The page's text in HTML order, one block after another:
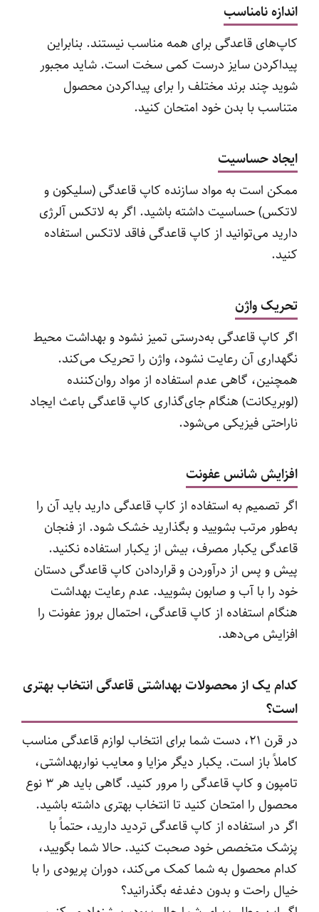
اندازه نامناسب
کاپ‌های قاعدگی برای همه مناسب نیستند. بنابراین
پیداکردن سایز درست کمی سخت است. شاید مجبور
شوید چند برند مختلف را برای پیداکردن محصول
متناسب با بدن خود امتحان کنید.
ایجاد حساسیت
ممکن است به مواد سازنده کاپ قاعدگی (سلیکون و
لاتکس) حساسیت داشته باشید. اگر به لاتکس آلرژی
دارید می‌توانید از کاپ‌ قاعدگی فاقد لاتکس استفاده
کنید.
تحریک واژن
اگر کاپ قاعدگی به‌درستی تمیز نشود و بهداشت محیط
نگهداری آن رعایت نشود، واژن را تحریک می‌کند.
همچنین، گاهی عدم استفاده از مواد روان‌کننده
(لوبریکانت) هنگام جای‌گذاری کاپ قاعدگی باعث ایجاد
ناراحتی فیزیکی می‌شود.
افزایش شانس عفونت
اگر تصمیم به استفاده از کاپ قاعدگی دارید باید آن را
به‌طور مرتب بشویید و بگذارید خشک شود. از فنجان
قاعدگی یکبار مصرف، بیش از یکبار استفاده نکنید.
پیش و پس از درآوردن و قراردادن کاپ قاعدگی دستان
خود را با آب و صابون بشویید. عدم رعایت بهداشت
هنگام استفاده از کاپ قاعدگی، احتمال بروز عفونت را
افزایش می‌دهد.
کدام یک از محصولات بهداشتی قاعدگی انتخاب بهتری
است؟
در قرن ۲۱، دست شما برای انتخاب لوازم قاعدگی مناسب
کاملاً باز است. یکبار دیگر مزایا و معایب نواربهداشتی،
تامپون و کاپ قاعدگی را مرور کنید. گاهی باید هر ۳ نوع
محصول را امتحان کنید تا انتخاب بهتری داشته باشید.
اگر در استفاده از کاپ قاعدگی تردید دارید، حتماً با
پزشک متخصص خود صحبت کنید. حالا شما بگویید،
کدام محصول به شما کمک می‌کند، دوران پریودی را با
خیال راحت‌ و بدون دغدغه بگذرانید؟